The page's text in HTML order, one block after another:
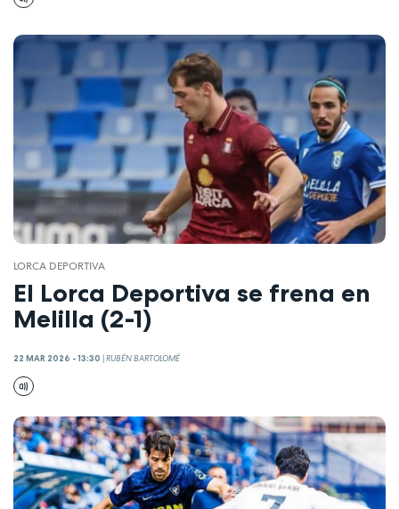
LORCA DEPORTIVA
El Lorca Deportiva se frena en
Melilla (2-1)
22 MAR 2026 - 13:30 |RUBÉN BARTOLOMÉ